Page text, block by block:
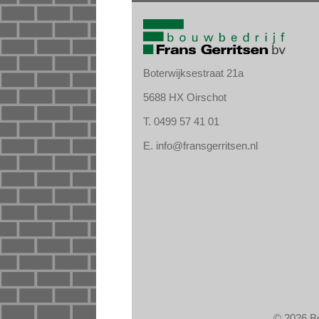
Boterwijksestraat 21a
5688 HX Oirschot
T. 0499 57 41 01
E. info@fransgerritsen.nl